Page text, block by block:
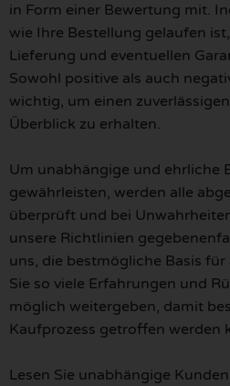
in Form einer Bewertung mit.
wie Ihre Bestellung gelaufen
Lieferung und eventuellen
Sowohl positive als auch
wichtig, um einen
Überblick zu erhalten.
Um unabhängige und ehrliche
gewährleisten, werden alle
überprüft und bei
unsere Richtlinien
uns, die bestmögliche Basis
Sie so viele Erfahrungen und
möglich weitergeben, damit
Kaufprozess getroffen werden
Lesen Sie unabhängige